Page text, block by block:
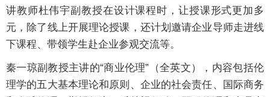
讲教师杜伟宇副教授在设计课程时，让授课形式更加多
元，除了线上开展理论授课，还计划邀请企业导师走进线
下课程、带领学生赴企业参观交流等。
秦一琼副教授主讲的“商业伦理”（全英文），内容包括伦
理学的五大基本理论和原则、企业的社会责任、国际商务